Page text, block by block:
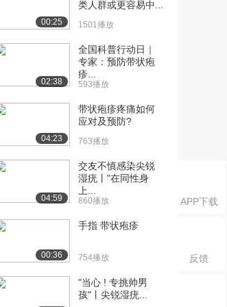
APP下载
反馈
00:25
类人群或更容易中...
1501播放
02:38
全国科普行动日｜
专家：预防带状疱
疹...
593播放
04:23
带状疱疹疼痛如何
应对及预防?
763播放
04:59
交友不慎感染尖锐
湿疣丨"在同性身
上...
860播放
00:36
手指 带状疱疹
754播放
"当心 ! 专挑帅男
孩"丨尖锐湿疣...